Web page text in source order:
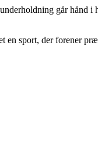
går hånd
en sport, der forener